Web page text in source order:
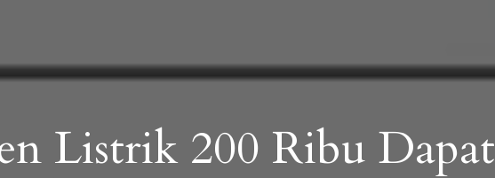
Listrik 200 Ribu Dapat